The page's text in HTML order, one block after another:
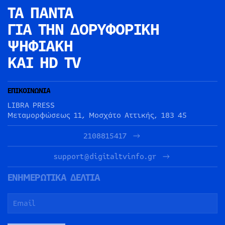
ΤΑ ΠΑΝΤΑ
ΓΙΑ ΤΗΝ ΔΟΡΥΦΟΡΙΚΗ
ΨΗΦΙΑΚΗ
ΚΑΙ HD TV
ΕΠΙΚΟΙΝΩΝΙΑ
LIBRA PRESS
Μεταμορφώσεως 11, Μοσχάτο Αττικής, 183 45
2108815417
support@digitaltvinfo.gr
ΕΝΗΜΕΡΩΤΙΚΑ ΔΕΛΤΙΑ